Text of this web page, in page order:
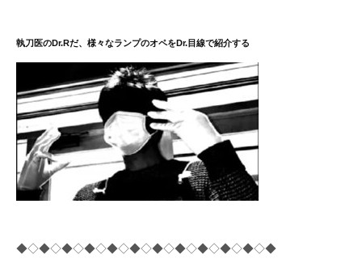
執刀医のDr.Rだ、様々なランプのオペをDr.目線で紹介する
◆◇◆◇◆◇◆◇◆◇◆◇◆◇◆◇◆◇◆◇◆◇◆